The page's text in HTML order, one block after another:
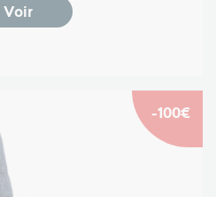
Voir
-100€